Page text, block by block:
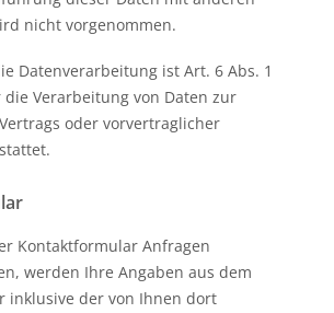
nicht vorgenommen.
Datenverarbeitung ist Art. 6 Abs. 1
die Verarbeitung von Daten zur
oder vorvertraglicher
Kontaktformular Anfragen
werden Ihre Angaben aus dem
inklusive der von Ihnen dort